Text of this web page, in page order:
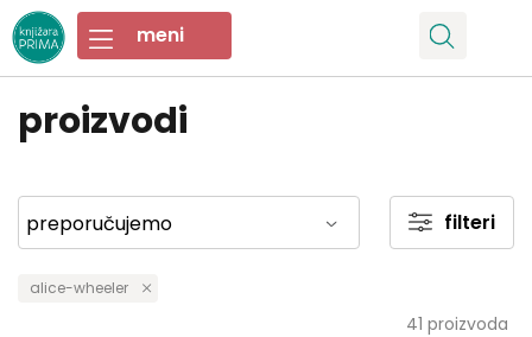
proizvodi
filteri
alice-wheeler
41 proizvoda